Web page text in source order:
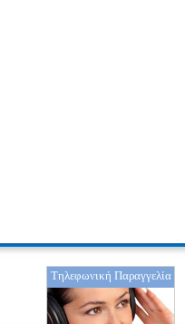
Τηλεφωνική Παραγγελία